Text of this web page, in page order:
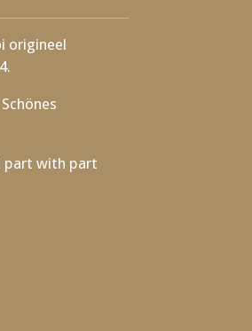
origineel
part with part